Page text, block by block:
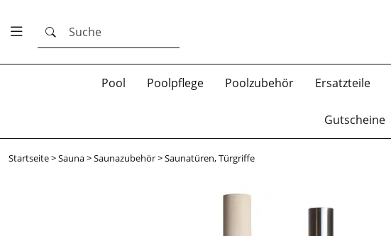
Suche
Pool Poolpflege Poolzubehör Ersatzteile
Gutscheine
Startseite>Sauna>Saunazubehör>Saunatüren, Türgriffe